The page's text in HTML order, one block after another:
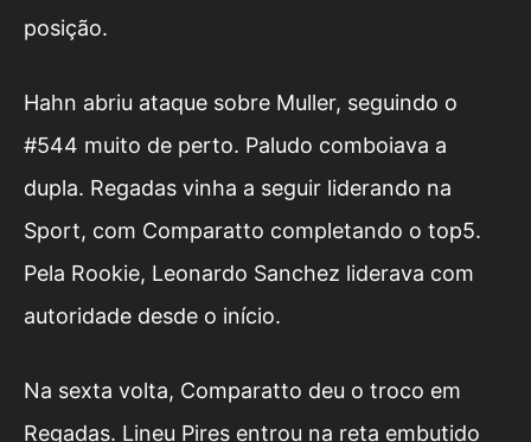
posição.
Hahn abriu ataque sobre Muller, seguindo o
#544 muito de perto. Paludo comboiava a
dupla. Regadas vinha a seguir liderando na
Sport, com Comparatto completando o top5.
Pela Rookie, Leonardo Sanchez liderava com
autoridade desde o início.
Na sexta volta, Comparatto deu o troco em
Regadas. Lineu Pires entrou na reta embutido